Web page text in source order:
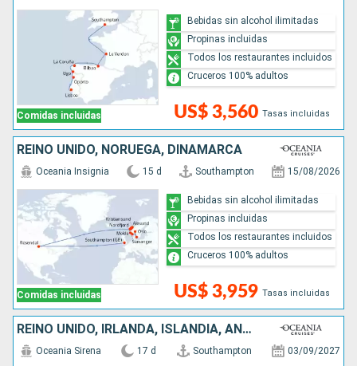
Comidas incluidas US$ 3,560 Tasas incluidas
Bebidas sin alcohol ilimitadas
Propinas incluidas
Todos los restaurantes incluidos
Cruceros 100% adultos
REINO UNIDO, NORUEGA, DINAMARCA
Comidas incluidas
Oceania Insignia 15 d Southampton 15/08/2026
US$ 3,959 Tasas incluidas
Bebidas sin alcohol ilimitadas
Propinas incluidas
Todos los restaurantes incluidos
Cruceros 100% adultos
REINO UNIDO, IRLANDA, ISLANDIA, ANTIGUA Y BARBUDA, CANADÁ, ESTADOS UNIDOS
Oceania Sirena 17 d Southampton 03/09/2027